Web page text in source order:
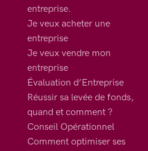
entreprise.
Je veux acheter une
entreprise
Je veux vendre mon
entreprise
Évaluation d’Entreprise
Réussir sa levée de fonds,
quand et comment ?
Conseil Opérationnel
Comment optimiser ses